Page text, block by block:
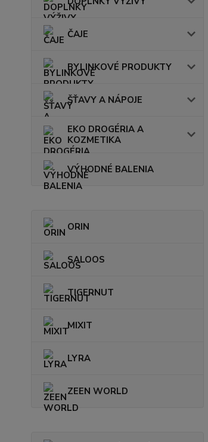
ČAJE
BYLINKOVÉ PRODUKTY
ŠŤAVY A NÁPOJE
EKO DROGÉRIA A
KOZMETIKA
VÝHODNÉ BALENIA
ORIN
SALOOS
TIGERNUT
MIXIT
LYRA
ZEEN WORLD